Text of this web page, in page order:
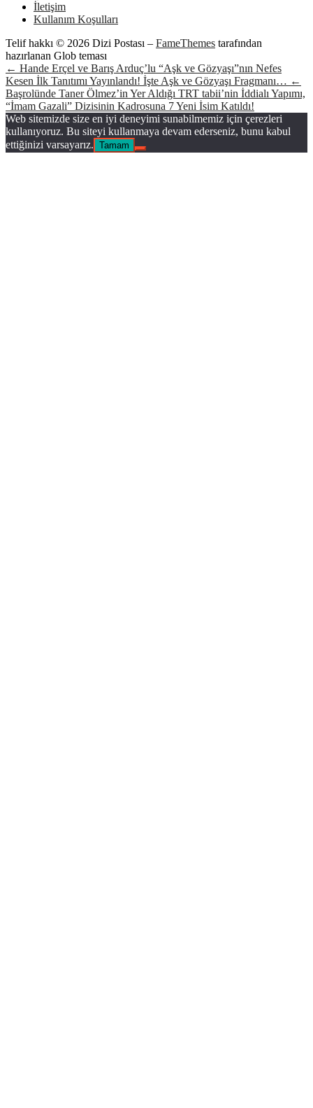
İletişim
Kullanım Koşulları
Telif hakkı © 2026 Dizi Postası – FameThemes tarafından
hazırlanan Glob teması
← Hande Erçel ve Barış Arduç’lu “Aşk ve Gözyaşı”nın Nefes
Kesen İlk Tanıtımı Yayınlandı! İşte Aşk ve Gözyaşı Fragmanı… ←
Başrolünde Taner Ölmez’in Yer Aldığı TRT tabii’nin İddialı Yapımı,
“İmam Gazali” Dizisinin Kadrosuna 7 Yeni İsim Katıldı!
Web sitemizde size en iyi deneyimi sunabilmemiz için çerezleri
kullanıyoruz. Bu siteyi kullanmaya devam ederseniz, bunu kabul
ettiğinizi varsayarız. Tamam